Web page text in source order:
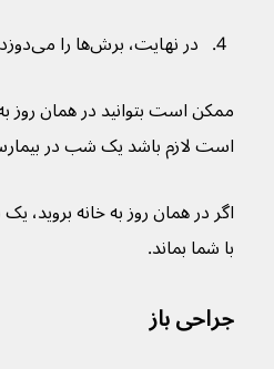
در نهایت، برش‌ها را می‌دوزد یا به هم می‌چسباند.
ممکن است بتوانید در همان روز
است لازم باشد یک شب در
با شما بماند.
جراحی باز